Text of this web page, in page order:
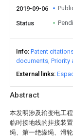
Abstract
本发明涉及输变电工
临时接地线的挂接装
绳、第一绝缘绳、滑
2019-09-06
Status
Info Patent
documents Priority
External links